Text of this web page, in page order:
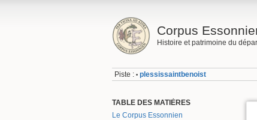
Corpus
Histoire et patrimoine du
Piste : • plessissaintbenoist
TABLE DES MATIÈRES
Le Corpus Essonnien